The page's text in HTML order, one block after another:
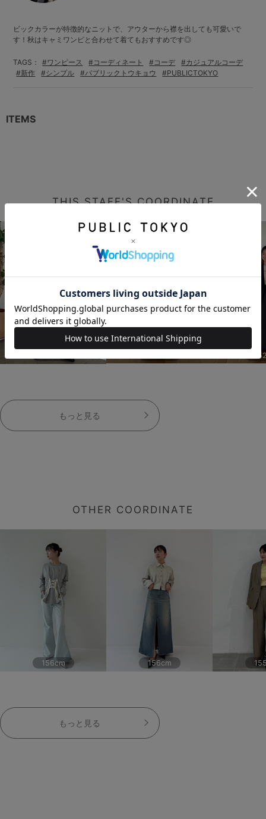
ビックカラーが特徴的なニットで、アウターから襟を出しても可愛いで
す！秋はキャミワンピと合わせて着てもおすすめです◎
TAGS： #ワンピース #コーディネート #コーデ
#カジュアルコーデ
#新作
#シンプル #パブリックトウキョウ #PUBLICTOKYO
ITEMS
THIS STAFF'S COORDINATE
もっと見る
OTHER COORDINATE
156cm 156cm
もっと見る